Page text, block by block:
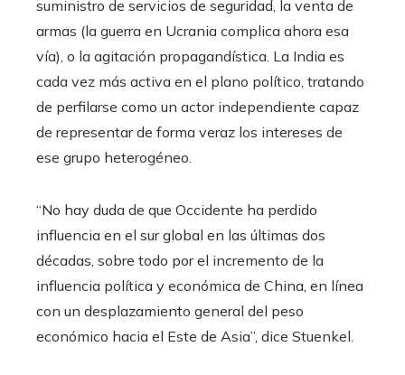
suministro de servicios de seguridad, la venta de
armas (la guerra en Ucrania complica ahora esa
vía), o la agitación propagandística. La India es
cada vez más activa en el plano político, tratando
de perfilarse como un actor independiente capaz
de representar de forma veraz los intereses de
ese grupo heterogéneo.
“No hay duda de que Occidente ha perdido
influencia en el sur global en las últimas dos
décadas, sobre todo por el incremento de la
influencia política y económica de China, en línea
con un desplazamiento general del peso
económico hacia el Este de Asia”, dice Stuenkel.